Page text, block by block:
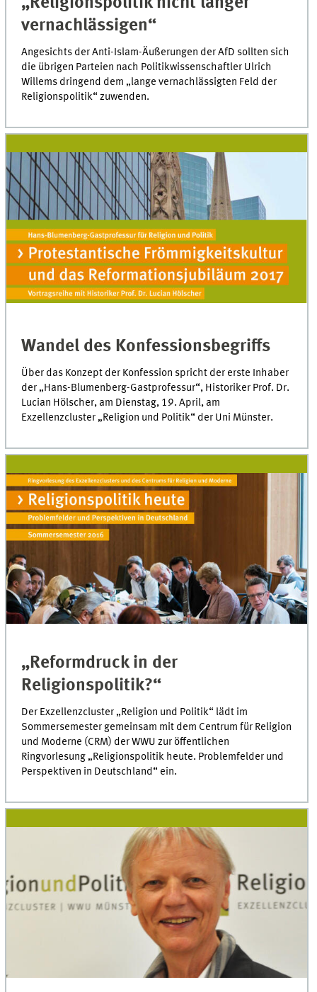
vernachlässigen“
Angesichts der Anti-Islam-Äußerungen der AfD sollten sich
die übrigen Parteien nach Politikwissenschaftler Ulrich
Willems dringend dem „lange vernachlässigten Feld der
Religionspolitik“ zuwenden.
Wandel des Konfessionsbegriffs
Über das Konzept der Konfession spricht der erste Inhaber
der „Hans-Blumenberg-Gastprofessur“, Historiker Prof. Dr.
Lucian Hölscher, am Dienstag, 19. April, am
Exzellenzcluster „Religion und Politik“ der Uni Münster.
„Reformdruck in der
Religionspolitik?“
Der Exzellenzcluster „Religion und Politik“ lädt im
Sommersemester gemeinsam mit dem Centrum für Religion
und Moderne (CRM) der WWU zur öffentlichen
Ringvorlesung „Religionspolitik heute. Problemfelder und
Perspektiven in Deutschland“ ein.